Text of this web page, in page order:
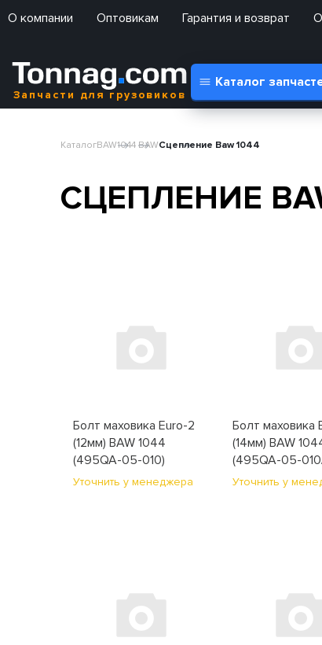
О компании Оптовикам Гарантия и возврат
Запчасти для грузовиков
Каталог
КаталогBAW1044 BAWСцепление Baw 1044
СЦЕПЛЕНИЕ
Болт маховика Euro-2
(12мм) BAW 1044
(495QA-05-010)
Уточнить у менеджера
Болт маховика
(14мм) BAW
(495QA-05-
Уточнить у